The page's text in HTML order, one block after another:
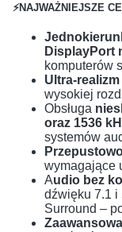
⚡NAJWAŻNIEJSZE
DisplayPort
komputerów
Ultra-realizm
wysokiej
Obsługa
oraz 1536
systemów
wymagające
Audio bez
dźwięku 7.1 i
Surround –